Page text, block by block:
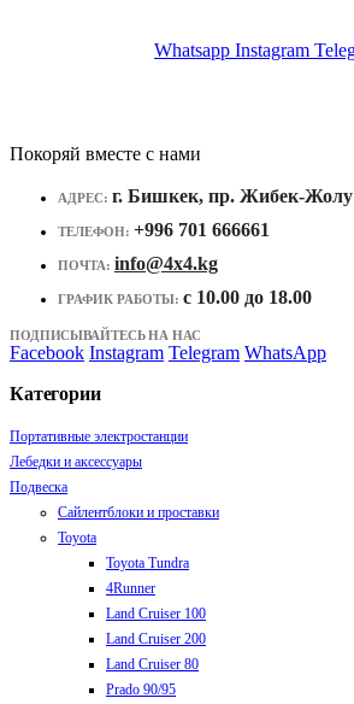
Whatsapp Instagram
Покоряй вместе с нами
АДРЕС: г. Бишкек, пр. Жибек-Жолу
ТЕЛЕФОН: +996 701 666661
ПОЧТА: info@4x4.kg
ГРАФИК РАБОТЫ: c 10.00 до 18.00
ПОДПИСЫВАЙТЕСЬ НА НАС
Facebook Instagram Telegram WhatsApp
Категории
Портативные электростанции
Лебедки и аксессуары
Подвеска
Сайлентблоки и проставки
Toyota
Toyota Tundra
4Runner
Land Cruiser 100
Land Cruiser 200
Land Cruiser 80
Prado 90/95